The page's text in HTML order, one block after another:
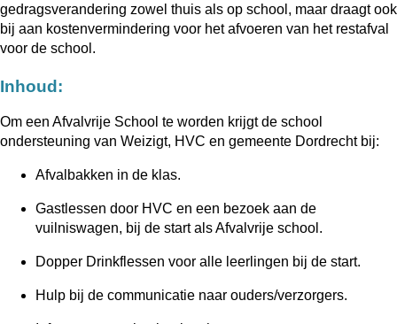
gedragsverandering zowel thuis als op school, maar draagt ook
bij aan kostenvermindering voor het afvoeren van het restafval
voor de school.
Inhoud:
Om een Afvalvrije School te worden krijgt de school
ondersteuning van Weizigt, HVC en gemeente Dordrecht bij:
Afvalbakken in de klas.
Gastlessen door HVC en een bezoek aan de
vuilniswagen, bij de start als Afvalvrije school.
Dopper Drinkflessen voor alle leerlingen bij de start.
Hulp bij de communicatie naar ouders/verzorgers.